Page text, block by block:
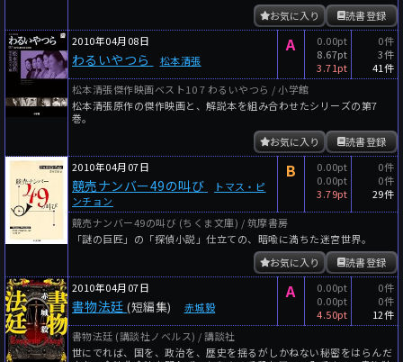
読書登録
お気に入り
2010年04月08日
わるいやつら 松本清張
A
0.00pt
8.67pt
3.71pt
0件
3件
41件
松本清張傑作映画ベスト10 7 わるいやつら / 小学館
松本清張原作の傑作映画と、解説本を組み合わせたシリーズの第7
巻。
読書登録
お気に入り
2010年04月07日
競売ナンバー49の叫び
トマス・ピ
ンチョン
B
0.00pt
0.00pt
3.79pt
0件
0件
29件
競売ナンバー49の叫び (ちくま文庫) / 筑摩書房
「謎の巨匠」の「探偵小説」仕立ての、暗喩に満ちた迷宮世界。
読書登録
お気に入り
2010年04月07日
書物法廷 (短編集) 赤城毅
A
0.00pt
0.00pt
4.50pt
0件
0件
12件
書物法廷 (講談社ノベルス) / 講談社
世にでれば、国を、政治を、歴史を揺るがしかねない秘密をはらんだ